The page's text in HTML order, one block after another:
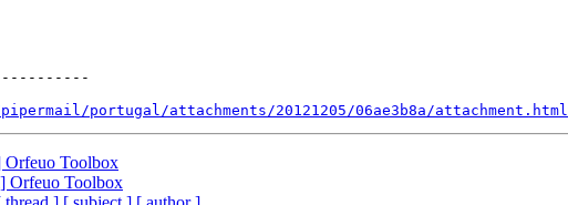
----------
portugal/attachments/20121205/06ae3b8a/attachment.html
Orfeuo Toolbox
Orfeuo Toolbox